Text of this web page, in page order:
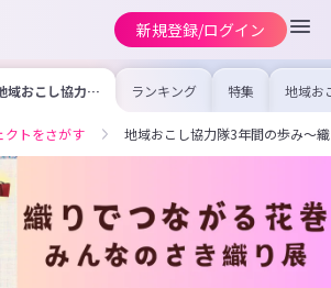
新規登録/ログイン
域おこし協力隊
3年間の歩み～織
みんなのさき
り展
ランキング 特集 地域お
の求
を集め
事内容
を比較
合った
クトをさがす 地域おこし協力隊3年間の歩み～